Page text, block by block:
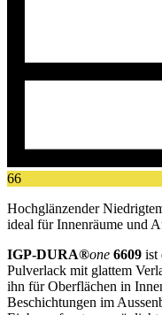
66
Hochglänzender
ideal für Innenräume und
IGP-DURA®one 6609 ist
Pulverlack mit glattem
ihn für Oberflächen in
Beschichtungen im